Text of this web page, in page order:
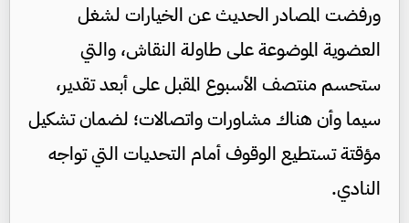
ورفضت المصادر الحديث عن الخيارات لشغل
العضوية الموضوعة على طاولة النقاش، والتي
ستحسم منتصف الأسبوع المقبل على أبعد تقدير،
سيما وأن هناك مشاورات واتصالات؛ لضمان تشكيل
مؤقتة تستطيع الوقوف أمام التحديات التي تواجه
النادي.